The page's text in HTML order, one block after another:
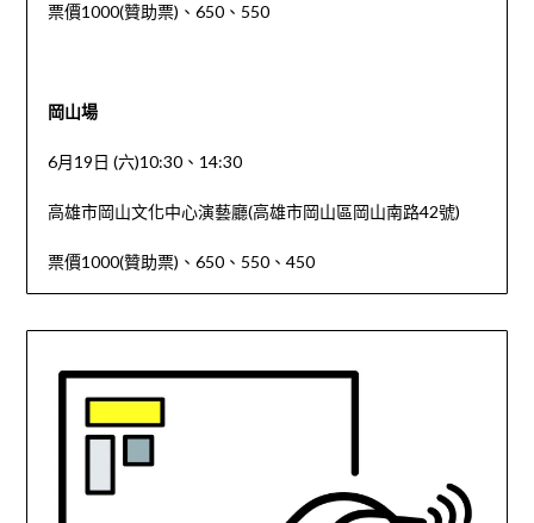
票價1000(贊助票)、650、550
岡山場
6月19日 (六)10:30、14:30
高雄市岡山文化中心演藝廳(高雄市岡山區岡山南路42號)
票價1000(贊助票)、650、550、450